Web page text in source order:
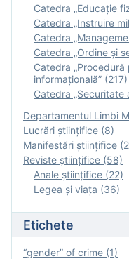
Catedra „Educație
Catedra „Instruire
Catedra
Catedra „Ordine și
Catedra
informațională” (217)
Catedra „Securitate
Departamentul Limbi
Lucrări științifice (8)
Manifestări ştiinţifice
Reviste ştiinţifice (58)
Anale ştiinţifice (22)
Legea şi viaţa (36)
Etichete
“gender” of crime (1)